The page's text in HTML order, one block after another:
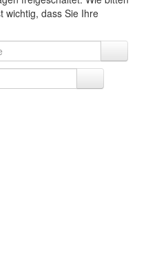
wichtig, dass Sie Ihre